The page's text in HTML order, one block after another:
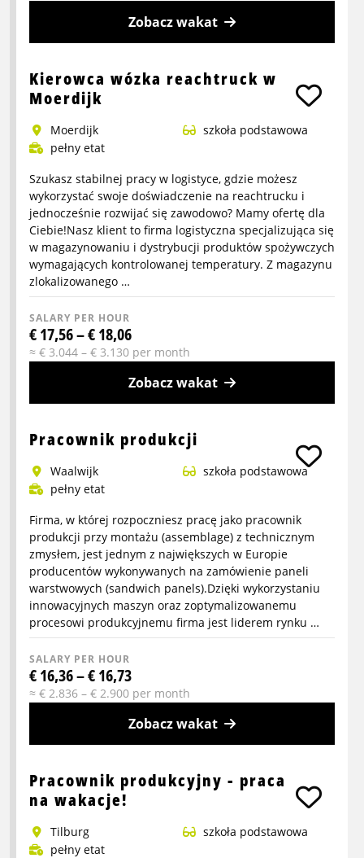
Zobacz wakat
info
about
Pracownik
logistyczny
crossdock
Kierowca wózka reachtruck w
Moerdijk
Moerdijk
szkoła podstawowa
pełny etat
Szukasz stabilnej pracy w logistyce, gdzie możesz
wykorzystać swoje doświadczenie na reachtrucku i
jednocześnie rozwijać się zawodowo? Mamy ofertę dla
Ciebie!Nasz klient to firma logistyczna specjalizująca się
w magazynowaniu i dystrybucji produktów spożywczych
wymagających kontrolowanej temperatury. Z magazynu
zlokalizowanego …
SALARY PER HOUR
€ 17,56 – € 18,06
≈ € 3.044 – € 3.130 per month
Zobacz wakat
info
Kierowca
wózka
reachtruck
w
Moerdijk
Pracownik produkcji
Waalwijk
szkoła podstawowa
pełny etat
Firma, w której rozpoczniesz pracę jako pracownik
produkcji przy montażu (assemblage) z technicznym
zmysłem, jest jednym z największych w Europie
producentów wykonywanych na zamówienie paneli
warstwowych (sandwich panels).Dzięki wykorzystaniu
innowacyjnych maszyn oraz zoptymalizowanemu
procesowi produkcyjnemu firma jest liderem rynku …
SALARY PER HOUR
€ 16,36 – € 16,73
≈ € 2.836 – € 2.900 per month
Zobacz wakat
info
about
produkcji
Pracownik produkcyjny - praca
na wakacje!
Tilburg
szkoła podstawowa
pełny etat